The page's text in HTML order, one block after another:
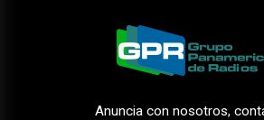
Anuncia con nosotros,